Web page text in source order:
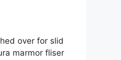
over for slid
marmor fliser